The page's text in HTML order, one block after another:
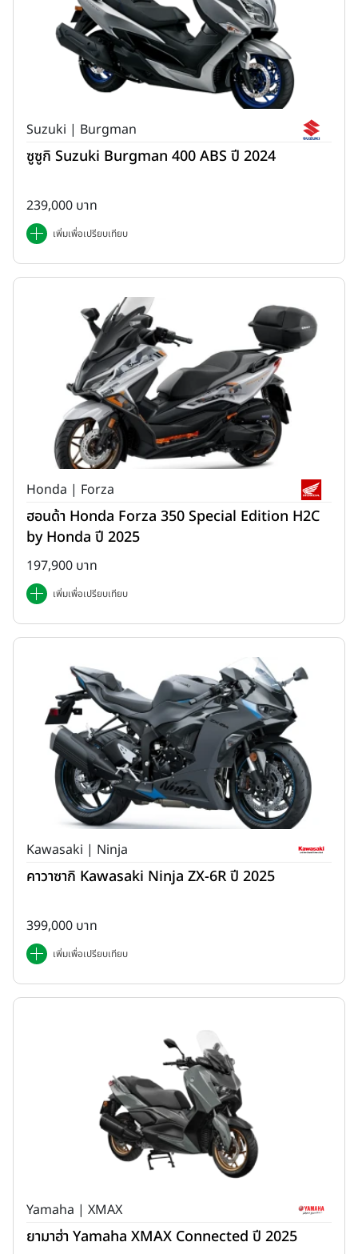
Suzuki | Burgman
ซูซูกิ Suzuki Burgman 400 ABS ปี 2024
239,000 บาท
เพิ่มเพื่อเปรียบเทียบ
Honda | Forza
ฮอนด้า Honda Forza 350 Special Edition H2C
by Honda ปี 2025
197,900 บาท
เพิ่มเพื่อเปรียบเทียบ
Kawasaki | Ninja
คาวาซากิ Kawasaki Ninja ZX-6R ปี 2025
399,000 บาท
เพิ่มเพื่อเปรียบเทียบ
Yamaha | XMAX
ยามาฮ่า Yamaha XMAX Connected ปี 2025